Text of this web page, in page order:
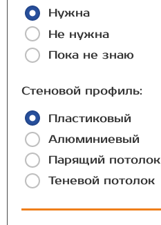
Нужна
Не нужна
Пока не знаю
Стеновой профиль:
Пластиковый
Алюминиевый
Парящий потолок
Теневой потолок